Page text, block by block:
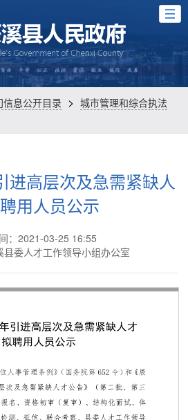
信息公开目录 > 城市管理和综合执法
进高层次及急需紧缺人
用人员公示
：2021-03-25 16:55
县委人才工作领导小组办公室